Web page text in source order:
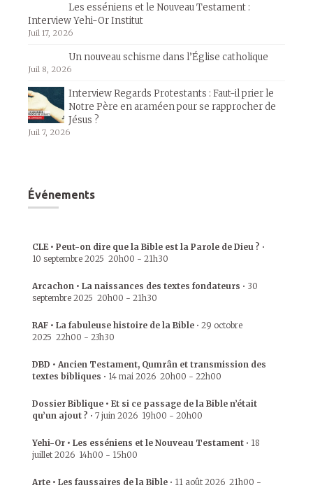
Les esséniens et le Nouveau Testament :
Interview Yehi-Or Institut
Juil 17, 2026
Un nouveau schisme dans l’Église catholique
Juil 8, 2026
Interview Regards Protestants : Faut-il prier le
Notre Père en araméen pour se rapprocher de
Jésus ?
Juil 7, 2026
Événements
CLE • Peut-on dire que la Bible est la Parole de Dieu ? •
10 septembre 2025 20h00 - 21h30
Arcachon • La naissances des textes fondateurs • 30
septembre 2025 20h00 - 21h30
RAF • La fabuleuse histoire de la Bible • 29 octobre
2025 22h00 - 23h30
DBD • Ancien Testament, Qumrân et transmission des
textes bibliques • 14 mai 2026 20h00 - 22h00
Dossier Biblique • Et si ce passage de la Bible n’était
qu’un ajout ? • 7 juin 2026 19h00 - 20h00
Yehi-Or • Les esséniens et le Nouveau Testament • 18
juillet 2026 14h00 - 15h00
Arte • Les faussaires de la Bible • 11 août 2026 21h00 -